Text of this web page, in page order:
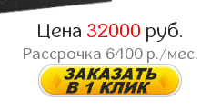
Цена 32000 руб.
Рассрочка 6400р./мес.